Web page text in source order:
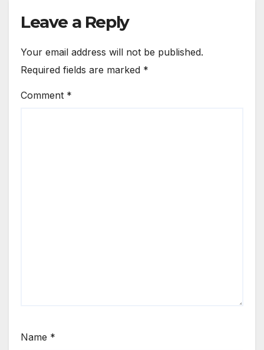
Leave a Reply
Your email address will not be published.
Required fields are marked *
Comment *
Name *